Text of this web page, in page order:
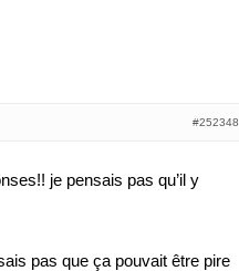
#252348
je pensais pas qu’il y
pas que ça pouvait être pire